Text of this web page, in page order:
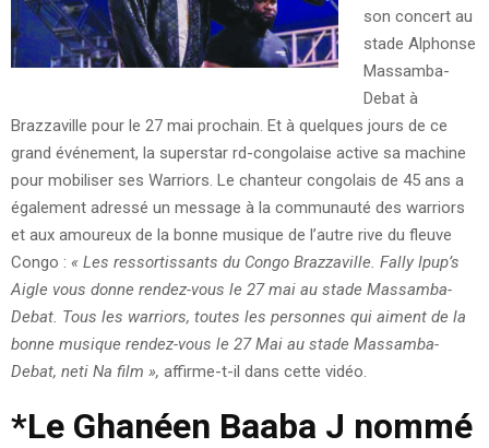
son concert au
stade Alphonse
Massamba-
Debat à
Brazzaville pour le 27 mai prochain. Et à quelques jours de ce
grand événement, la superstar rd-congolaise active sa machine
pour mobiliser ses Warriors. Le chanteur congolais de 45 ans a
également adressé un message à la communauté des warriors
et aux amoureux de la bonne musique de l’autre rive du fleuve
Congo : « Les ressortissants du Congo Brazzaville. Fally Ipup’s
Aigle vous donne rendez-vous le 27 mai au stade Massamba-
Debat. Tous les warriors, toutes les personnes qui aiment de la
bonne musique rendez-vous le 27 Mai au stade Massamba-
Debat, neti Na film », affirme-t-il dans cette vidéo.
*Le Ghanéen Baaba J nommé